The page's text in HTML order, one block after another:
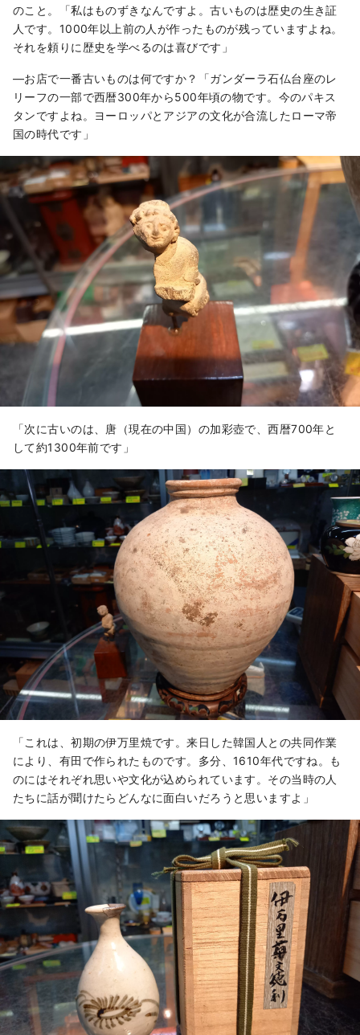
のこと。「私はものずきなんですよ。古いものは歴史の生き証
人です。1000年以上前の人が作ったものが残っていますよね。
それを頼りに歴史を学べるのは喜びです」
―お店で一番古いものは何ですか？「ガンダーラ石仏台座のレ
リーフの一部で西暦300年から500年頃の物です。今のパキス
タンですよね。ヨーロッパとアジアの文化が合流したローマ帝
国の時代です」
「次に古いのは、唐（現在の中国）の加彩壺で、西暦700年と
して約1300年前です」
「これは、初期の伊万里焼です。来日した韓国人との共同作業
により、有田で作られたものです。多分、1610年代ですね。も
のにはそれぞれ思いや文化が込められています。その当時の人
たちに話が聞けたらどんなに面白いだろうと思いますよ」